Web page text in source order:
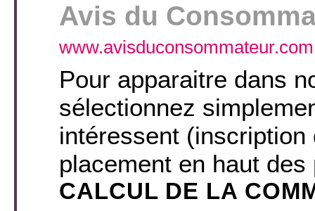
Avis du
www.avisduconsommateur.com
Pour apparaitre dans
sélectionnez
intéressent
placement en haut
CALCUL DE LA